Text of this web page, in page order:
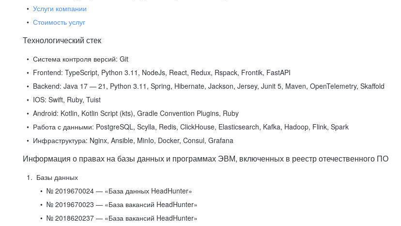
Услуги компании
Стоимость услуг
Технологический стек
Система контроля версий: Git
Frontend: TypeScript, Python 3.11, NodeJs, React, Redux, Rspack, Frontik, FastAPI
Backend: Java 17 — 21, Python 3.11, Spring, Hibernate, Jackson, Jersey, Junit 5, Maven, OpenTelemetry, Skaffold
IOS: Swift, Ruby, Tuist
Android: Kotlin, Kotlin Script (kts), Gradle Convention Plugins, Ruby
Работа с данными: PostgreSQL, Scylla, Redis, ClickHouse, Elasticsearch, Kafka, Hadoop, Flink, Spark
Инфраструктура: Nginx, Ansible, MinIo, Docker, Consul, Grafana
Информация о правах на базы данных и программах ЭВМ, включенных в реестр отечественного ПО
Базы данных
№ 2019670024 — «База данных HeadHunter»
№ 2019670023 — «База вакансий HeadHunter»
№ 2018620237 — «База вакансий HeadHunter»